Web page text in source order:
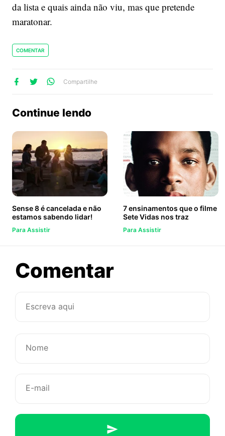
da lista e quais ainda não viu, mas que pretende
maratonar.
COMENTAR
Compartilhe
Continue lendo
Sense 8 é cancelada e não
estamos sabendo lidar!
Para Assistir
7 ensinamentos que o filme
Sete Vidas nos traz
Para Assistir
Comentarsobre
férias